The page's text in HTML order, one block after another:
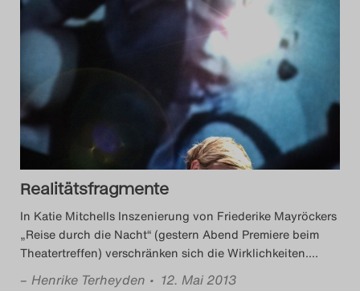
Realitätsfragmente
In Katie Mitchells Inszenierung von Friederike Mayröckers
„Reise durch die Nacht“ (gestern Abend Premiere beim
Theatertreffen) verschränken sich die Wirklichkeiten.…
– Henrike Terheyden • 12. Mai 2013